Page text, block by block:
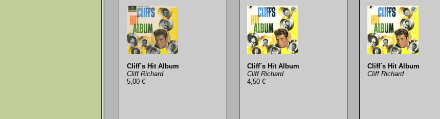
Cliff´s Hit Album
Cliff Richard
5,00 €
Cliff´s Hit Album
Cliff Richard
4,50 €
Cliff´s Hit Album
Cliff Richard